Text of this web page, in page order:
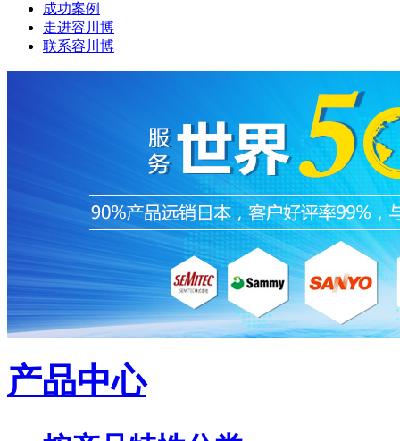
成功案例
走进容川博
联系容川博
产品中心